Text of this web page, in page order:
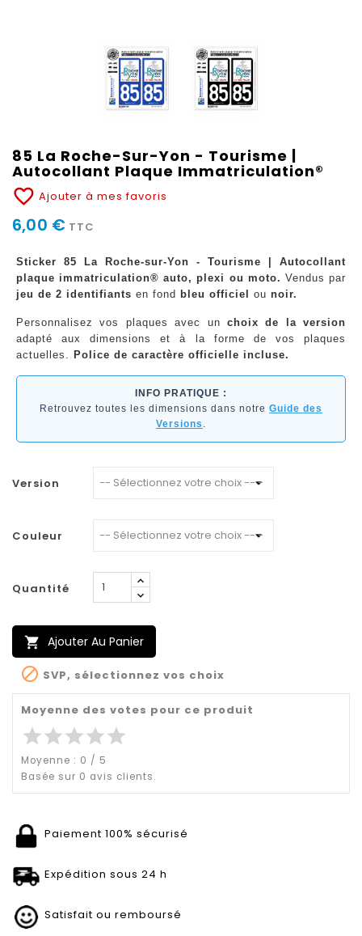
85 La Roche-Sur-Yon - Tourisme |
Autocollant Plaque Immatriculation®
favorite_border Ajouter à mes favoris
6,00 € TTC
Sticker 85 La Roche-sur-Yon - Tourisme | Autocollant
plaque immatriculation® auto, plexi ou moto. Vendus par
jeu de 2 identifiants en fond bleu officiel ou noir.
Personnalisez vos plaques avec un choix de la version
adapté aux dimensions et à la forme de vos plaques
actuelles. Police de caractère officielle incluse.
INFO PRATIQUE :
Retrouvez toutes les dimensions dans notre Guide des
Versions .
Version
Couleur
Quantité
 Ajouter Au Panier
 SVP, sélectionnez vos choix
Moyenne des votes pour ce produit
starstarstarstarstar
Moyenne : 0 / 5
Basée sur 0 avis clients.
Paiement 100% sécurisé
Expédition sous 24 h
Satisfait ou remboursé